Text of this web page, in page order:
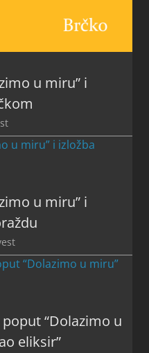
u miru” i
u miru” i
“Dolazimo u
eliksir”